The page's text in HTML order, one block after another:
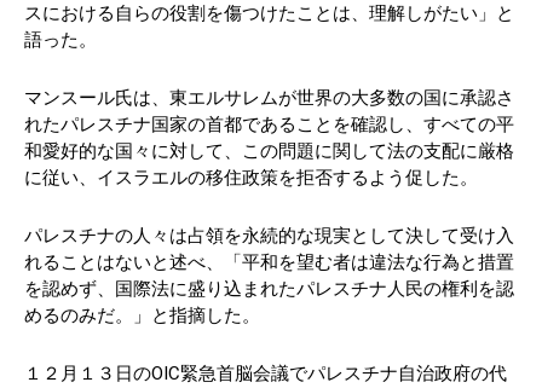
スにおける自らの役割を傷つけたことは、理解しがたい」と
語った。
マンスール氏は、東エルサレムが世界の大多数の国に承認さ
れたパレスチナ国家の首都であることを確認し、すべての平
和愛好的な国々に対して、この問題に関して法の支配に厳格
に従い、イスラエルの移住政策を拒否するよう促した。
パレスチナの人々は占領を永続的な現実として決して受け入
れることはないと述べ、「平和を望む者は違法な行為と措置
を認めず、国際法に盛り込まれたパレスチナ人民の権利を認
めるのみだ。」と指摘した。
１２月１３日のOIC緊急首脳会議でパレスチナ自治政府の代